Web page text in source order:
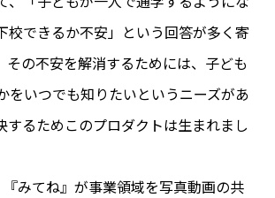
校できるか不安」という回答が多く寄
その不安を解消するためには、子ども
をいつでも知りたいというニーズがあ
するためこのプロダクトは生まれまし
みてね』が事業領域を写真動画の共